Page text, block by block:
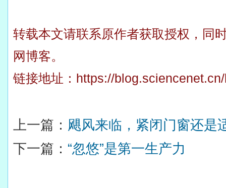
转载本文请联系原作者获取授权，同
网博客。
链接地址： https://
上一篇： 飓风来临，紧闭门窗还是
下一篇： “忽悠”是第一生产力